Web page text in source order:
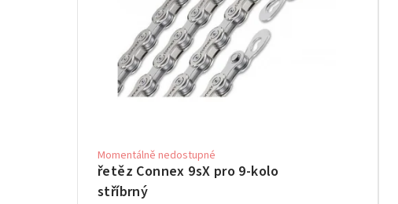
řetěz Connex 9sX pro 9-kolo
stříbrný
Momentálně nedostupné